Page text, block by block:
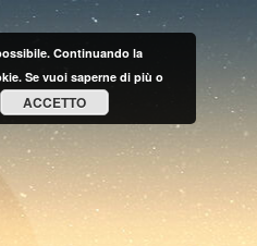
Continuando la
Se vuoi saperne di più o
ACCETTO